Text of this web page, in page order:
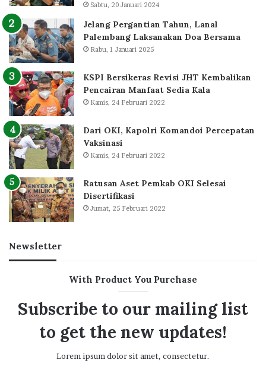
Sabtu, 20 Januari 2024
Jelang Pergantian Tahun, Lanal
Palembang Laksanakan Doa Bersama
Rabu, 1 Januari 2025
KSPI Bersikeras Revisi JHT Kembalikan
Pencairan Manfaat Sedia Kala
Kamis, 24 Februari 2022
Dari OKI, Kapolri Komandoi Percepatan
Vaksinasi
Kamis, 24 Februari 2022
Ratusan Aset Pemkab OKI Selesai
Disertifikasi
Jumat, 25 Februari 2022
Newsletter
With Product You Purchase
Subscribe to our mailing list
to get the new updates!
Lorem ipsum dolor sit amet, consectetur.